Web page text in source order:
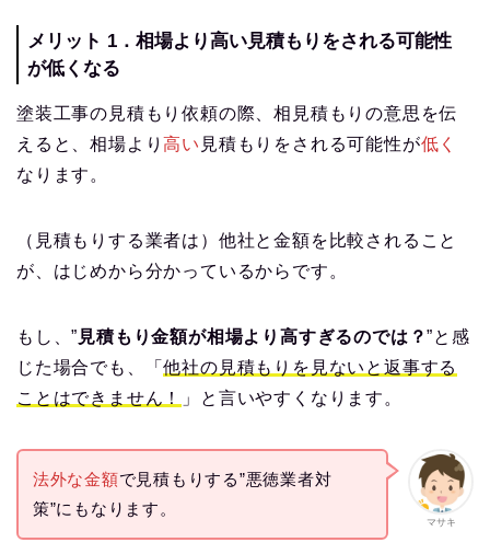
メリット 1．相場より高い見積もりをされる可能性
が低くなる
塗装工事の見積もり依頼の際、相見積もりの意思を伝
えると、相場より高い 見積もりをされる可能性が低く
なります。
（見積もりする業者は）他社と金額を比較されること
が、はじめから分かっているからです。
もし、” 見積もり金額が相場より高すぎるのでは？”と感
じた場合でも、「他社の見積もりを見ないと返事する
ことはできません！
」と言いやすくなります。
マサキ
法外な金額で見積もりする”悪徳業者対
策”にもなります。